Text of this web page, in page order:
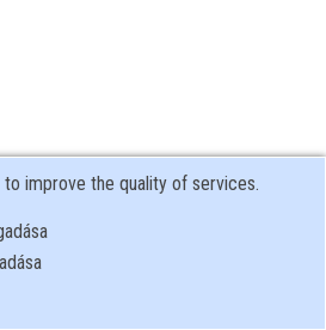
improve the quality of services.